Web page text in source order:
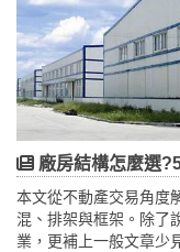
廠房結構怎麼選?5
本文從不動產交易角
混、排架與框架。除了
業，更補上一般文章少